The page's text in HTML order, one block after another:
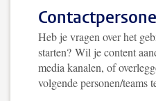
Heb je vragen over het
starten? Wil je content
media kanalen, of
volgende personen/teams